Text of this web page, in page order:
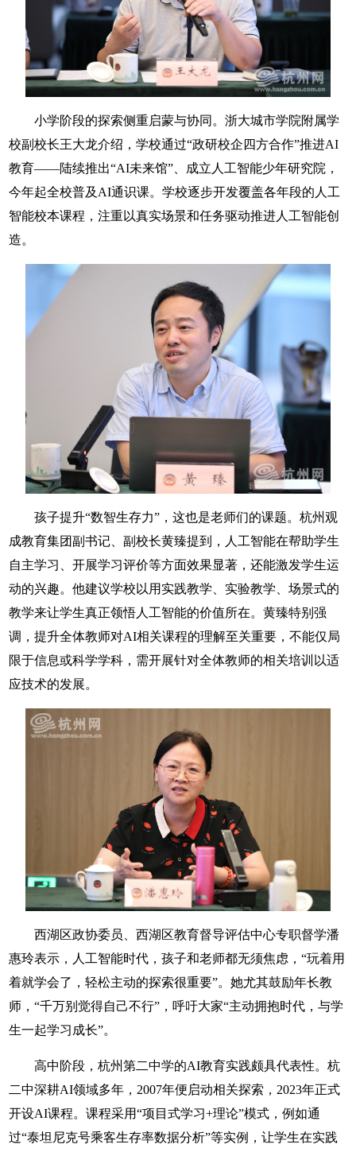
小学阶段的探索侧重启蒙与协同。浙大城市学院附属学
校副校长王大龙介绍，学校通过“政研校企四方合作”推进AI
教育——陆续推出“AI未来馆”、成立人工智能少年研究院，
今年起全校普及AI通识课。学校逐步开发覆盖各年段的人工
智能校本课程，注重以真实场景和任务驱动推进人工智能创
造。
孩子提升“数智生存力”，这也是老师们的课题。杭州观
成教育集团副书记、副校长黄臻提到，人工智能在帮助学生
自主学习、开展学习评价等方面效果显著，还能激发学生运
动的兴趣。他建议学校以用实践教学、实验教学、场景式的
教学来让学生真正领悟人工智能的价值所在。黄臻特别强
调，提升全体教师对AI相关课程的理解至关重要，不能仅局
限于信息或科学学科，需开展针对全体教师的相关培训以适
应技术的发展。
西湖区政协委员、西湖区教育督导评估中心专职督学潘
惠玲表示，人工智能时代，孩子和老师都无须焦虑，“玩着用
着就学会了，轻松主动的探索很重要”。她尤其鼓励年长教
师，“千万别觉得自己不行”，呼吁大家“主动拥抱时代，与学
生一起学习成长”。
高中阶段，杭州第二中学的AI教育实践颇具代表性。杭
二中深耕AI领域多年，2007年便启动相关探索，2023年正式
开设AI课程。课程采用“项目式学习+理论”模式，例如通
过“泰坦尼克号乘客生存率数据分析”等实例，让学生在实践